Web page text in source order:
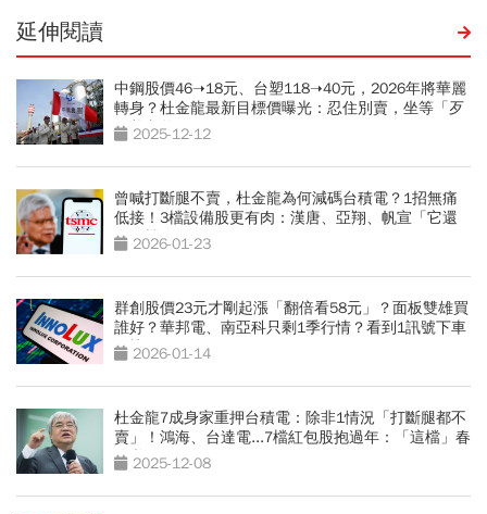
延伸閱讀
中鋼股價46➝18元、台塑118➝40元，2026年將華麗
轉身？杜金龍最新目標價曝光：忍住別賣，坐等「歹
子養老爸」
2025-12-12
曾喊打斷腿不賣，杜金龍為何減碼台積電？1招無痛
低接！3檔設備股更有肉：漢唐、亞翔、帆宣「它還
在低檔」
2026-01-23
群創股價23元才剛起漲「翻倍看58元」？面板雙雄買
誰好？華邦電、南亞科只剩1季行情？看到1訊號下車
要快2026-01-14
杜金龍7成身家重押台積電：除非1情況「打斷腿都不
賣」！鴻海、台達電...7檔紅包股抱過年：「這檔」春
節必漲
2025-12-08